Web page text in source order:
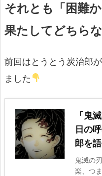
それとも「困難
果たしてどちら
前回はとうとう炭治郎
ました
「鬼
日の
郎を
鬼滅の
楽、つ